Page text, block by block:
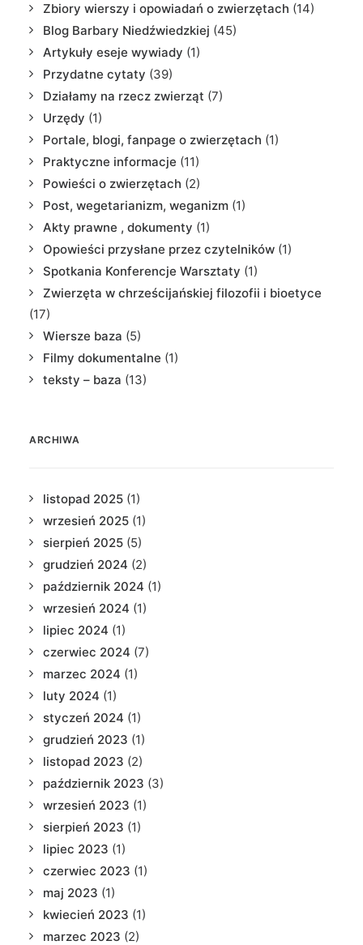
Zbiory wierszy i opowiadań o zwierzętach (14)
Blog Barbary Niedźwiedzkiej (45)
Artykuły eseje wywiady (1)
Przydatne cytaty (39)
Działamy na rzecz zwierząt (7)
Urzędy (1)
Portale, blogi, fanpage o zwierzętach (1)
Praktyczne informacje (11)
Powieści o zwierzętach (2)
Post, wegetarianizm, weganizm (1)
Akty prawne , dokumenty (1)
Opowieści przysłane przez czytelników (1)
Spotkania Konferencje Warsztaty (1)
Zwierzęta w chrześcijańskiej filozofii i bioetyce
(17)
Wiersze baza (5)
Filmy dokumentalne (1)
teksty – baza (13)
ARCHIWA
listopad 2025 (1)
wrzesień 2025 (1)
sierpień 2025 (5)
grudzień 2024 (2)
październik 2024 (1)
wrzesień 2024 (1)
lipiec 2024 (1)
czerwiec 2024 (7)
marzec 2024 (1)
luty 2024 (1)
styczeń 2024 (1)
grudzień 2023 (1)
listopad 2023 (2)
październik 2023 (3)
wrzesień 2023 (1)
sierpień 2023 (1)
lipiec 2023 (1)
czerwiec 2023 (1)
maj 2023 (1)
kwiecień 2023 (1)
marzec 2023 (2)